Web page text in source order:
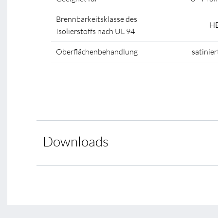
Brennbarkeitsklasse des
Isolierstoffs nach UL 94
Oberflächenbehandlung
Downloads